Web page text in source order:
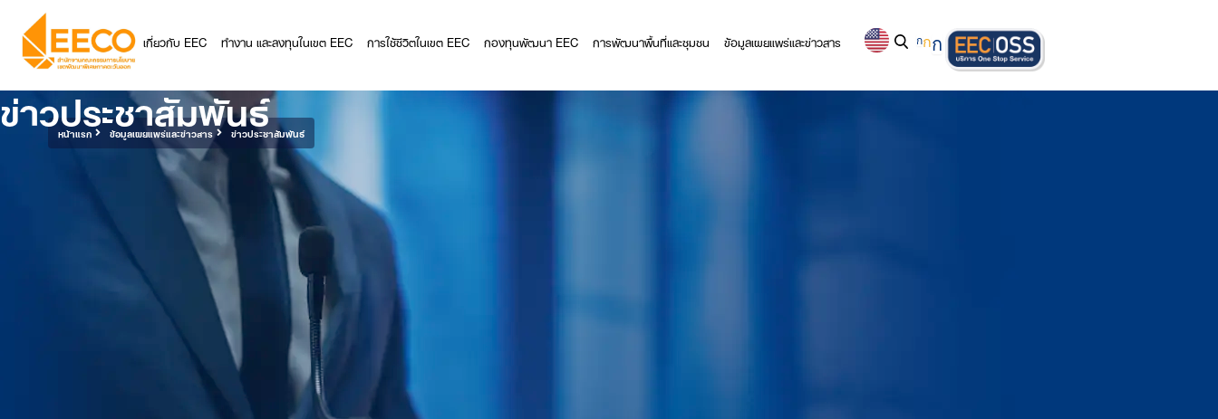
เกี่ยวกับ EEC ทำงาน และลงทุนในเขต EEC การใช้ชีวิตในเขต EEC กองทุนพัฒนา EEC การพัฒนาพื้นที่และชุมชน ข้อมูลเผยแพร่และข่าวสาร กกก
หน้าแรก ข้อมูลเผยแพร่และข่าวสาร ข่าวประชาสัมพันธ์
ข่าวประชาสัมพันธ์